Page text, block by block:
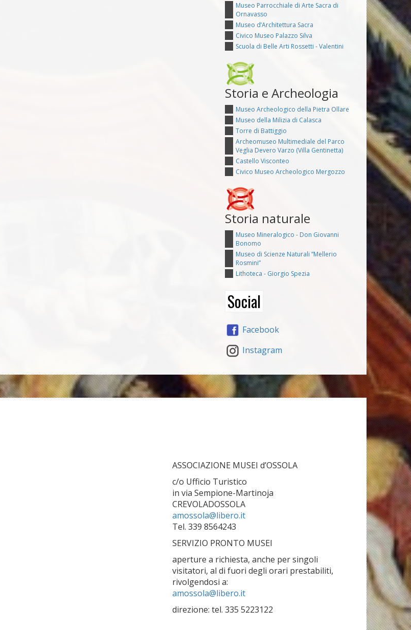
Museo Parrocchiale di Arte Sacra di
Ornavasso
Museo d’Architettura Sacra
Civico Museo Palazzo Silva
Scuola di Belle Arti Rossetti - Valentini
Storia e Archeologia
Museo Archeologico della Pietra Ollare
Museo della Milizia di Calasca
Torre di Battiggio
Archeomuseo Multimediale del Parco
Veglia Devero Varzo (Villa Gentinetta)
Castello Visconteo
Civico Museo Archeologico Mergozzo
Storia naturale
Museo Mineralogico - Don Giovanni
Bonomo
Museo di Scienze Naturali “Mellerio
Rosmini”
Lithoteca - Giorgio Spezia
Social
Facebook
Instagram
ASSOCIAZIONE MUSEI d’OSSOLA
c/o Ufficio Turistico
in via Sempione-Martinoja
CREVOLADOSSOLA
amossola@libero.it
Tel. 339 8564243
SERVIZIO PRONTO MUSEI
aperture a richiesta, anche per singoli
visitatori, al di fuori degli orari prestabiliti,
rivolgendosi a:
amossola@libero.it
direzione: tel. 335 5223122